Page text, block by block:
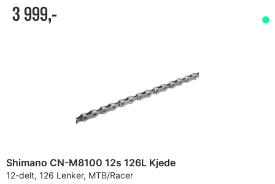
3 999,-
Shimano CN-M8100 12s 126L Kjede
12-delt, 126 Lenker, MTB/Racer